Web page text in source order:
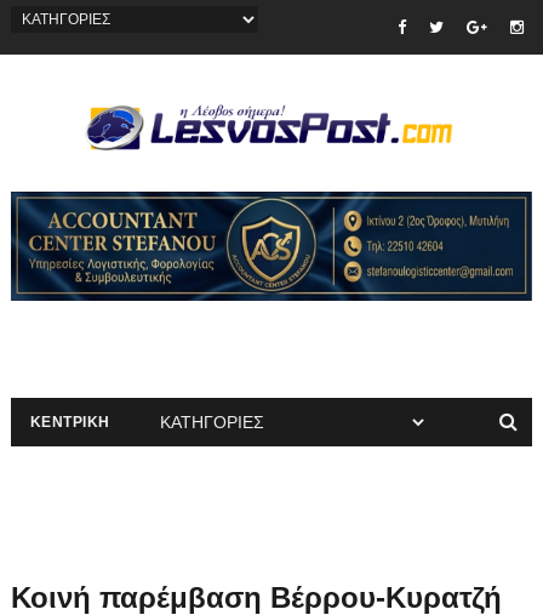
ΚΕΝΤΡΙΚΗ
Κοινή παρέμβαση Βέρρου-Κυρατζή